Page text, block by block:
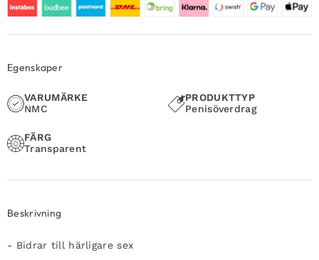
Egenskaper
VARUMÄRKE
NMC
PRODUKTTYP
Penisöverdrag
FÄRG
Transparent
Beskrivning
- Bidrar till härligare sex